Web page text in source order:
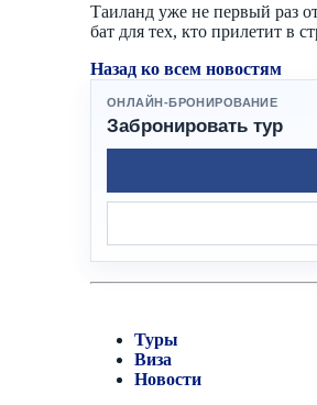
Таиланд уже не первый раз
бат для тех, кто прилетит в
Назад ко всем новостям
ОНЛАЙН-БРОНИРОВАНИЕ
Забронировать тур
Туры
Виза
Новости